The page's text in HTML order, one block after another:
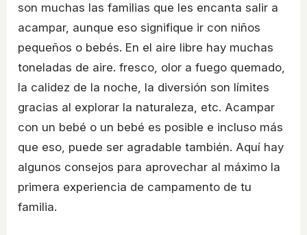
son muchas las familias que les encanta salir a
acampar, aunque eso signifique ir con niños
pequeños o bebés. En el aire libre hay muchas
toneladas de aire. fresco, olor a fuego quemado,
la calidez de la noche, la diversión son límites
gracias al explorar la naturaleza, etc. Acampar
con un bebé o un bebé es posible e incluso más
que eso, puede ser agradable también. Aquí hay
algunos consejos para aprovechar al máximo la
primera experiencia de campamento de tu
familia.